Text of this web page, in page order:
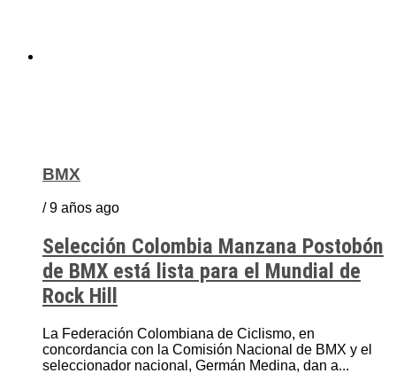
BMX
/ 9 años ago
Selección Colombia Manzana Postobón
de BMX está lista para el Mundial de
Rock Hill
La Federación Colombiana de Ciclismo, en
concordancia con la Comisión Nacional de BMX y el
seleccionador nacional, Germán Medina, dan a...